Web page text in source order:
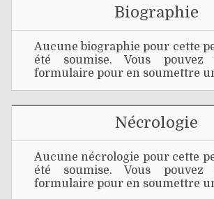
Biographie
Aucune biographie pour cette
été soumise. Vous
formulaire pour en soumettre
Nécrologie
Aucune nécrologie pour cette
été soumise. Vous
formulaire pour en soumettre